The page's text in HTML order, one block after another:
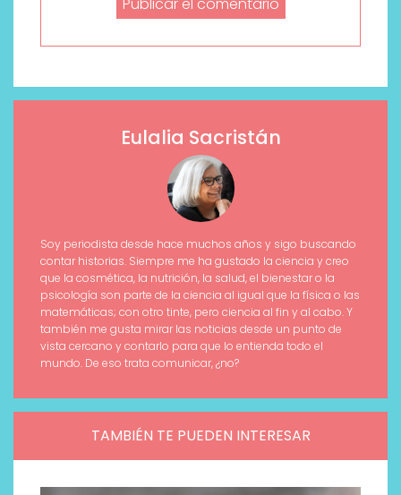
Eulalia Sacristán
Soy periodista desde hace muchos años y sigo buscando
contar historias. Siempre me ha gustado la ciencia y creo
que la cosmética, la nutrición, la salud, el bienestar o la
psicología son parte de la ciencia al igual que la física o las
matemáticas; con otro tinte, pero ciencia al fin y al cabo. Y
también me gusta mirar las noticias desde un punto de
vista cercano y contarlo para que lo entienda todo el
mundo. De eso trata comunicar, ¿no?
TAMBIÉN TE PUEDEN INTERESAR